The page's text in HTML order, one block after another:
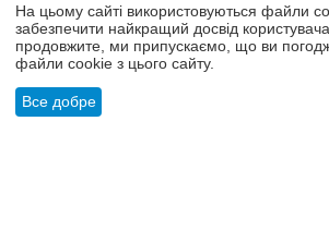
в наявності
4 196 грн.
3 093грн.
Орієнтовна ціна доставки
Повернення товару
У вас є 30 днів для того, щоб
На цьому сайті використовуються файли
забезпечити найкращий досвід
продовжите, ми припускаємо, що ви
файли cookie з цього сайту.
Все добре